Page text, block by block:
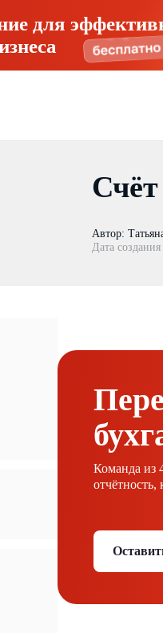
для
Счёт
Автор:
Дата
Команда из
отчётность,